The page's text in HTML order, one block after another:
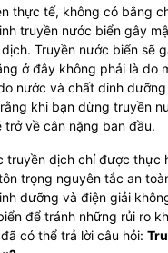
thực tế, không có bằng
truyền nước biển gây
Truyền nước biển sẽ
ở đây không phải là do
nước và chất dinh
khi bạn dừng truyền
trở về cân nặng ban đầu.
truyền dịch chỉ được thực
trọng nguyên tắc an
dưỡng và điện giải
để tránh những rủi ro
có thể trả lời câu hỏi: